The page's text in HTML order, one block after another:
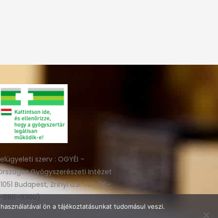
szerv : OGYÉI –
Gyógyszerészeti Intézet
Budapest, Zrínyi u.3. Tel.: 06-
886-9300)
ön a tájékoztatásunkat tudomásul veszi.